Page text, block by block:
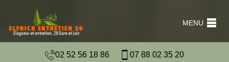
MENU
02 52 56 18 86 07 88 02 35 20